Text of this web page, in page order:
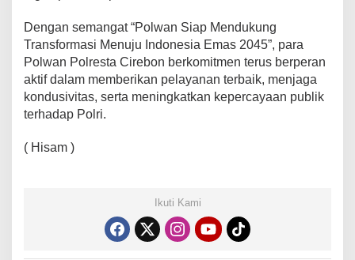
Dengan semangat “Polwan Siap Mendukung
Transformasi Menuju Indonesia Emas 2045”, para
Polwan Polresta Cirebon berkomitmen terus berperan
aktif dalam memberikan pelayanan terbaik, menjaga
kondusivitas, serta meningkatkan kepercayaan publik
terhadap Polri.
( Hisam )
Ikuti Kami